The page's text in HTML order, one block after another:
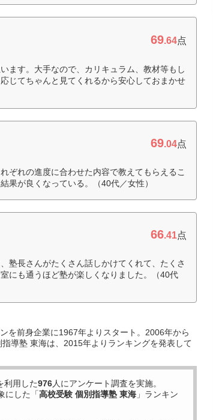
69.64点
ます。大手なので、カリキュラム、教材等もし
じてちゃんと見てくれるから安心しておまかせ
69.04点
ぞれの進度に合わせた内容で教えてもらえるこ
果が良くなっている。（40代／女性）
66.41点
塾長さんがたくさん話しかけてくれて、たくさ
にも通うほど塾が楽しくなりました。（40代
を前身企業に1967年よりスタート。2006年から
導塾 東海は、2015年よりランキングを発表して
利用した976人にアンケート調査を実施。
にした「高校受験 個別指導塾 東海 」ランキン